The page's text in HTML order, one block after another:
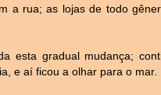
a rua; as lojas de todo
esta gradual mudança;
e aí ficou a olhar para o mar.